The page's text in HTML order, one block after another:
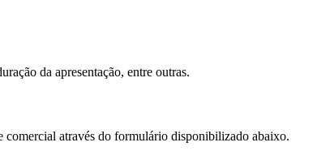
da apresentação, entre outras.
comercial através do formulário disponibilizado abaixo.